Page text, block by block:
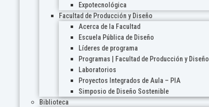
Expotecnológica
Facultad de Producción y Diseño
Acerca de la Facultad
Escuela Pública de Diseño
Líderes de programa
Programas | Facultad de Producción y Diseño
Laboratorios
Proyectos Integrados de Aula – PIA
Simposio de Diseño Sostenible
Biblioteca